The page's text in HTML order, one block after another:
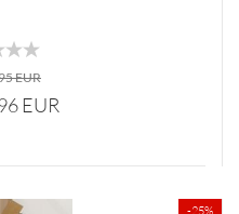
EUR
EUR
-25%